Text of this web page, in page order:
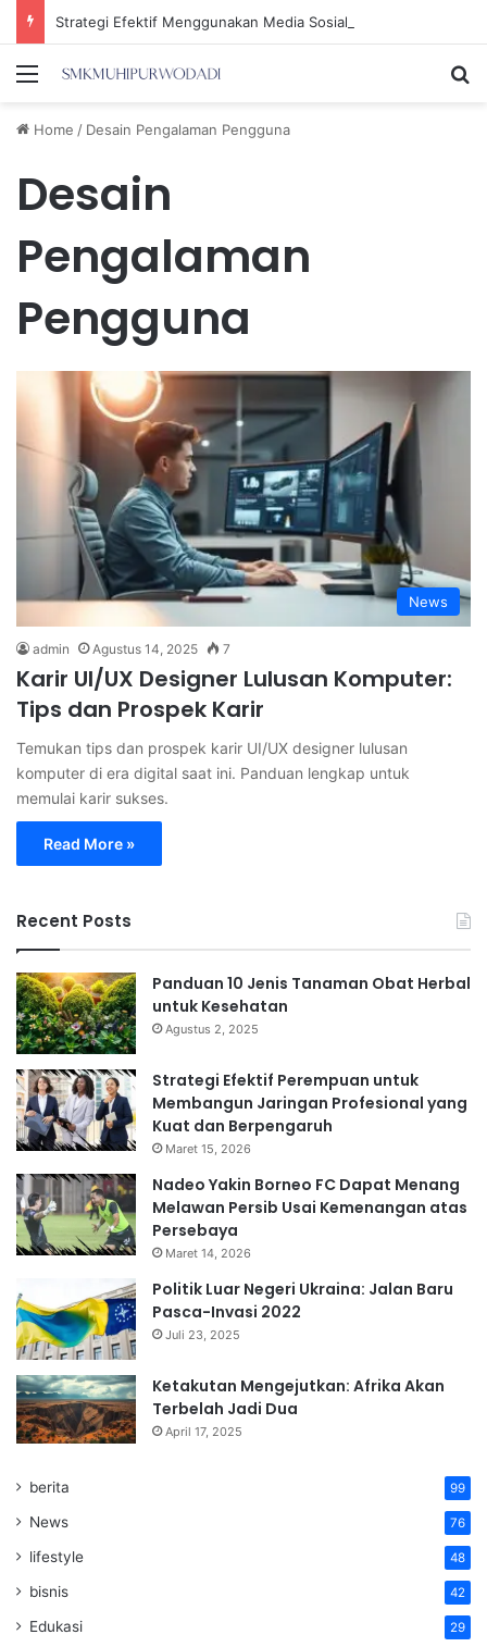
Menu
Home / Desain Pengalaman Pengguna
Desain
Pengalaman
Pengguna
News
admin Agustus 14, 2025 7
Karir UI/UX Designer Lulusan Komputer:
Tips dan Prospek Karir
Temukan tips dan prospek karir UI/UX designer lulusan
komputer di era digital saat ini. Panduan lengkap untuk
memulai karir sukses.
Read More »
Recent Posts
Panduan 10 Jenis Tanaman Obat Herbal
untuk Kesehatan
Agustus 2, 2025
Strategi Efektif Perempuan untuk
Membangun Jaringan Profesional yang
Kuat dan Berpengaruh
Maret 15, 2026
Nadeo Yakin Borneo FC Dapat Menang
Melawan Persib Usai Kemenangan atas
Persebaya
Maret 14, 2026
Politik Luar Negeri Ukraina: Jalan Baru
Pasca-Invasi 2022
Juli 23, 2025
Ketakutan Mengejutkan: Afrika Akan
Terbelah Jadi Dua
April 17, 2025
berita 99
News 76
lifestyle 48
bisnis 42
Edukasi 29